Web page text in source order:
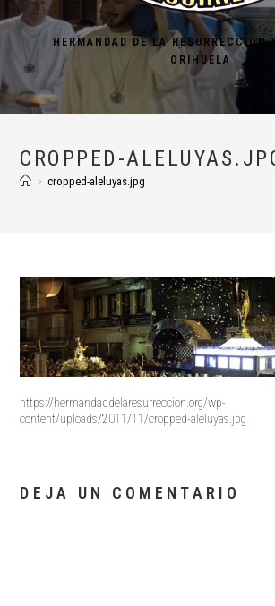
HERMANDAD DE LA RESURRECCIÓN
ORIHUELA
CROPPED-
> cropped-aleluyas.jpg
https://hermandaddelaresurreccion.org/wp-
content/uploads/2011/11/cropped-aleluyas.jpg
DEJA UN COMENTARIO